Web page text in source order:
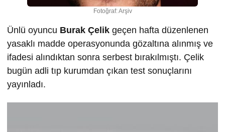
Fotoğraf: Arşiv
Ünlü oyuncu Burak Çelik geçen hafta düzenlenen
yasaklı madde operasyonunda gözaltına alınmış ve
ifadesi alındıktan sonra serbest bırakılmıştı. Çelik
bugün adli tıp kurumdan çıkan test sonuçlarını
yayınladı.